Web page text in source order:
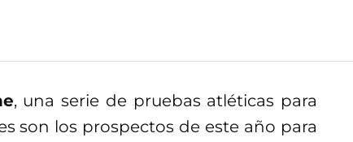
, una serie de pruebas atléticas para
son los prospectos de este año para